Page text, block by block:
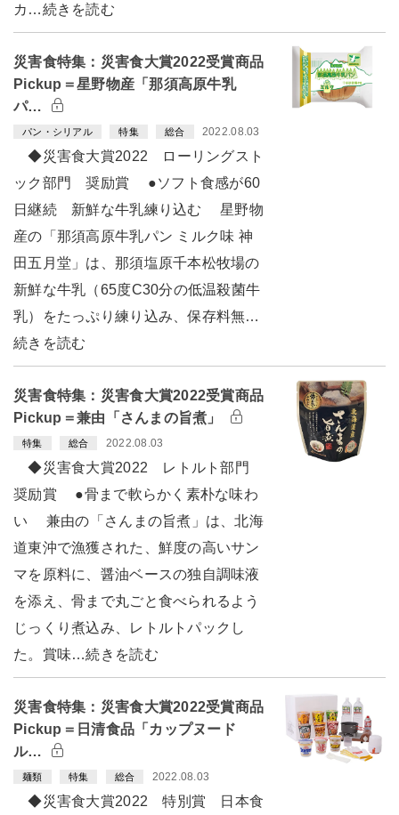
カ…続きを読む
災害食特集：災害食大賞2022受賞商品
Pickup＝星野物産「那須高原牛乳
パ…
パン・シリアル 特集 総合 2022.08.03
◆災害食大賞2022 ローリングスト
ック部門 奨励賞 ●ソフト食感が60
日継続 新鮮な牛乳練り込む 星野物
産の「那須高原牛乳パン ミルク味 神
田五月堂」は、那須塩原千本松牧場の
新鮮な牛乳（65度C30分の低温殺菌牛
乳）をたっぷり練り込み、保存料無…
続きを読む
災害食特集：災害食大賞2022受賞商品
Pickup＝兼由「さんまの旨煮」
特集 総合 2022.08.03
◆災害食大賞2022 レトルト部門
奨励賞 ●骨まで軟らかく素朴な味わ
い 兼由の「さんまの旨煮」は、北海
道東沖で漁獲された、鮮度の高いサン
マを原料に、醤油ベースの独自調味液
を添え、骨まで丸ごと食べられるよう
じっくり煮込み、レトルトパックし
た。賞味…続きを読む
災害食特集：災害食大賞2022受賞商品
Pickup＝日清食品「カップヌード
ル…
麺類 特集 総合 2022.08.03
◆災害食大賞2022 特別賞 日本食